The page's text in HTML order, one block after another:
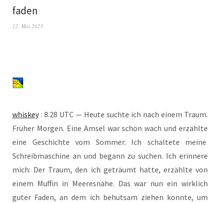
faden
12. Mai 2025
whis­key: 8.28 UTC — Heu­te such­te ich nach einem Traum.
Frü­her Mor­gen. Eine Amsel war schon wach und erzähl­te
eine Geschich­te vom Som­mer. Ich schal­te­te mei­ne
Schreib­ma­schi­ne an und begann zu suchen. Ich erin­ne­re
mich: Der Traum, den ich geträumt hat­te, erzähl­te von
einem Muf­fin in Mee­res­nä­he. Das war nun ein wirk­lich
guter Faden, an dem ich behut­sam zie­hen konn­te, um